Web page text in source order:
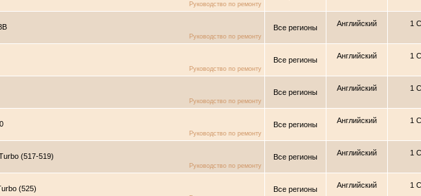
Руководство по ремонту
Руководство по ремонту
Все регионы Английский 1
Руководство по ремонту
Все регионы Английский 1
Руководство по ремонту
Все регионы Английский 1
Руководство по ремонту
Все регионы Английский 1
(517-519)
Руководство по ремонту
Все регионы Английский 1
(525)
Все регионы Английский 1